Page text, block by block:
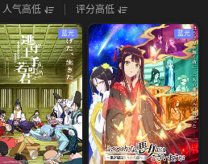
人气高低 评分高低
蓝光 蓝光